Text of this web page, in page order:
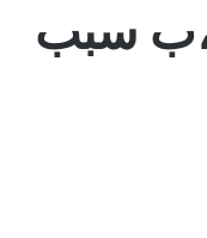
سبب